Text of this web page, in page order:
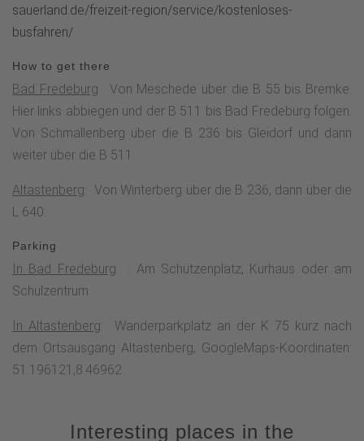
zahlreiche Wanderwege und die Bewohner der umliegenden
Dörfer wissen zu berichten, dass sich an dieser Stelle so
und den Wanderer begleiten ausgedehnte Buchenwälder
des Naturschutzgebietes Hunau. Eine Besonderheit ist die
Naturwaldzelle Hunau. In Naturwaldzellen findet keine
Waldbewirtschaftung statt, d.h. die Waldentwicklung wird im
Wesentlichen der natürlichen Entwicklung überlassen, so
dass im Idealfall nach längerer Zeit ein Urwald entstehen
kann. Ein hoher Anteil von alten Bäumen, sehr viel Totholz
Naturwaldzelle. Gegenüber der Naturwaldzelle befindet sich
die Bergstation des Skiliftes im Skigebiet Bödefeld-Hunau.
Eine große Panoramatafel erläutert die wichtigsten
Geflecktes Knabenkraut zu beobachten sind.Unterhalb des
sauerland.de/freizeit-region/service/kostenloses-
busfahren/
How to get there
Bad Fredeburg: Von Meschede über die B 55 bis Bremke.
Hier links abbiegen und der B 511 bis Bad Fredeburg folgen.
Von Schmallenberg über die B 236 bis Gleidorf und dann
weiter über die B 511.
Altastenberg: Von Winterberg über die B 236, dann über die
L 640.
Parking
In Bad Fredeburg : Am Schützenplatz, Kurhaus oder am
Schulzentrum
In Altastenberg: Wanderparkplatz an der K 75 kurz nach
dem Ortsausgang Altastenberg, GoogleMaps-Koordinaten:
51.196121,8.46962
Interesting places in the